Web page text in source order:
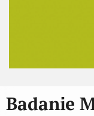
Badanie